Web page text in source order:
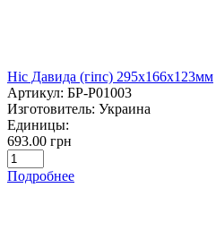
Ніс Давида (гіпс) 295х166х123мм
Артикул: БР-P01003
Изготовитель: Украина
Единицы:
693.00 грн
Подробнее